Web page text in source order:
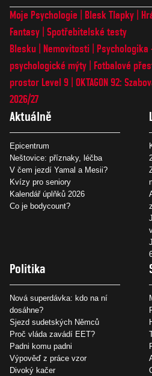
Moje Psychologie Blesk Tlapky
Fantasy Spotřebitelské testy
Blesku
Nemovitosti
psychologické mýty
Fotbalové
prostor Level 9 OKTAGON 92:
2026/27
Aktuálně
Epicentrum
Neštovice: příznaky, léčba
V čem jezdí Yamal a Mesii?
Kvízy pro seniory
Kalendář úplňků 2026
Co je bodycount?
Politika
Nová superdávka: kdo na ní
dosáhne?
Sjezd sudetských Němců
Proč vláda zavádí EET?
Padni komu padni
Výpověď z práce vzor
Divoký kačer